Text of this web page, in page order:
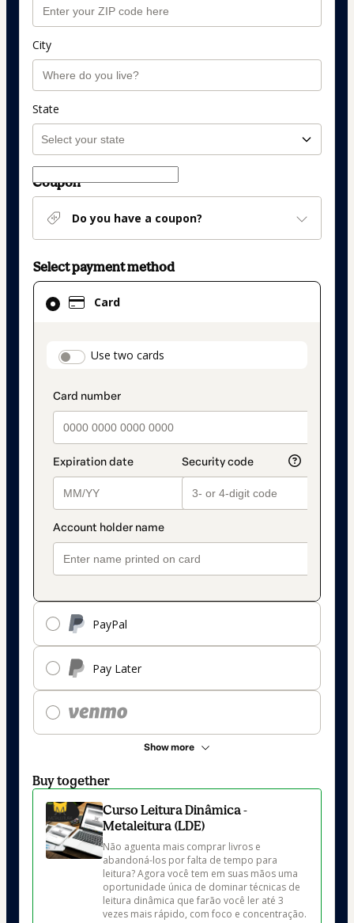
City
State
Coupon
Do you have a coupon?
Select payment method
Card
payment_data.section_title_v2
Use two cards
PayPal
Pay Later
Show more
Card
selected
method
Buy together
Curso Leitura Dinâmica -
Metaleitura (LDE)
Não aguenta mais comprar livros e
abandoná-los por falta de tempo para
leitura? Agora você tem em suas mãos uma
oportunidade única de dominar técnicas de
leitura dinâmica que farão você ler até 3
vezes mais rápido, com foco e concentração.